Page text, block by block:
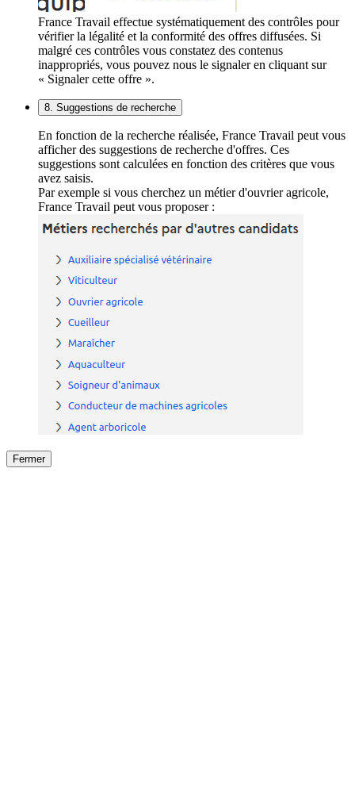
France Travail effectue systématiquement des contrôles pour
vérifier la légalité et la conformité des offres diffusées. Si
malgré ces contrôles vous constatez des contenus
inappropriés, vous pouvez nous le signaler en cliquant sur
« Signaler cette offre ».
8. Suggestions de recherche
En fonction de la recherche réalisée, France Travail peut vous
afficher des suggestions de recherche d'offres. Ces
suggestions sont calculées en fonction des critères que vous
avez saisis.
Par exemple si vous cherchez un métier d'ouvrier agricole,
France Travail peut vous proposer :
Fermer